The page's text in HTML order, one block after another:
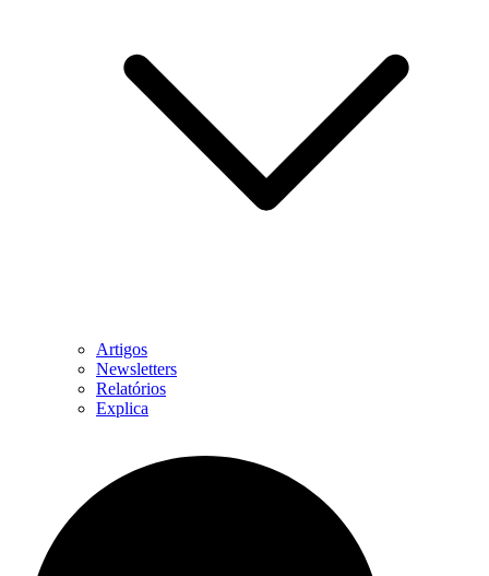
Artigos
Newsletters
Relatórios
Explica